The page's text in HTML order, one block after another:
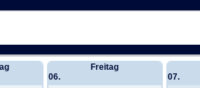
Freitag
06.
07.